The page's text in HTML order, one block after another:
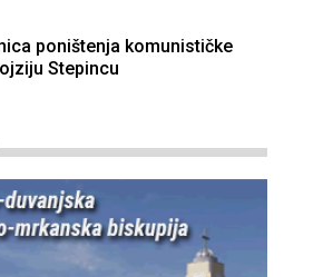
poništenja komunističke
Stepincu